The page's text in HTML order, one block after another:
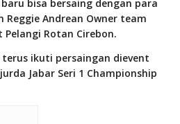
bisa bersaing dengan para
Reggie Andrean Owner team
Pelangi Rotan Cirebon.
ikuti persaingan dievent
Jabar Seri 1 Championship